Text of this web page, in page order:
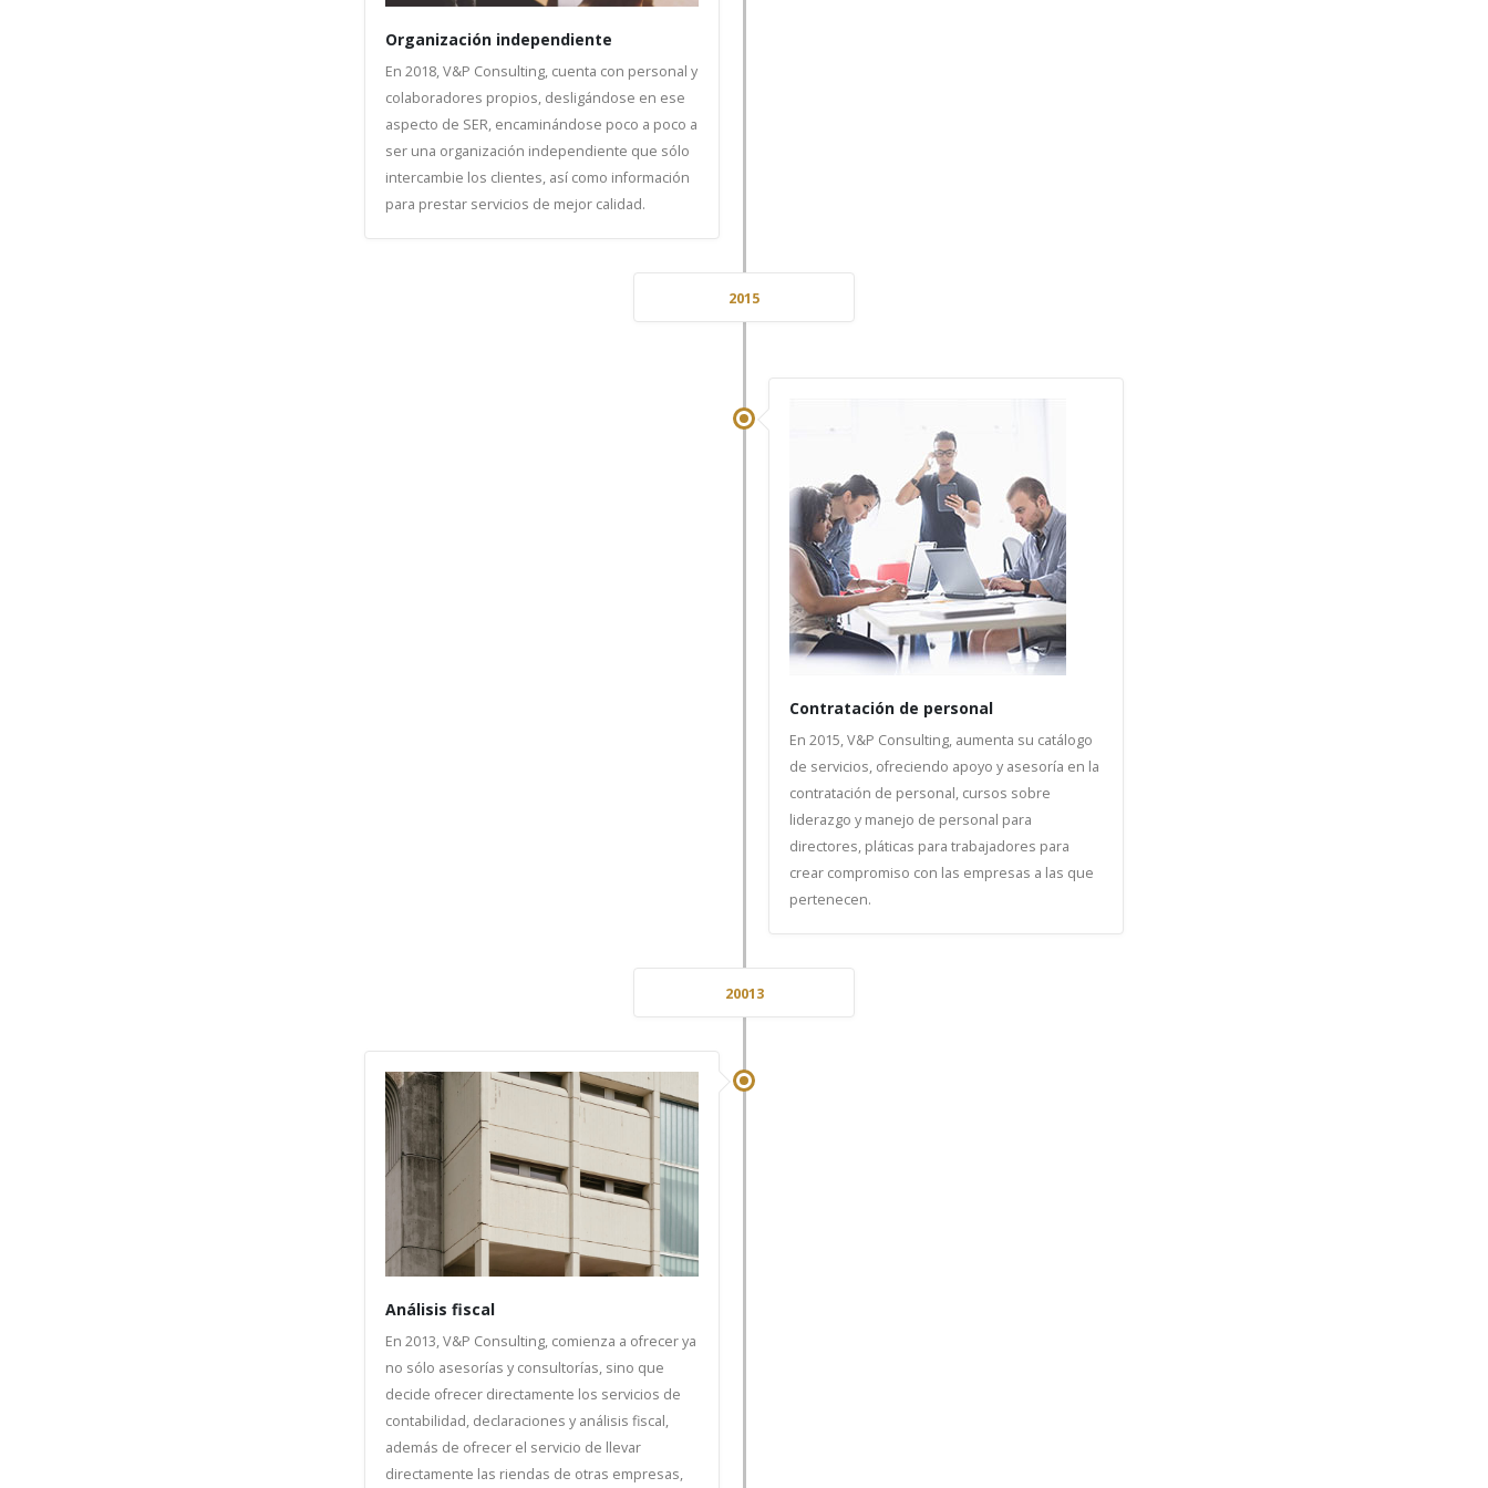
Organización independiente
En 2018, V&P Consulting, cuenta con personal y
colaboradores propios, desligándose en ese
aspecto de SER, encaminándose poco a poco a
ser una organización independiente que sólo
intercambie los clientes, así como información
para prestar servicios de mejor calidad.
2015
Contratación de personal
En 2015, V&P Consulting, aumenta su catálogo
de servicios, ofreciendo apoyo y asesoría en la
contratación de personal, cursos sobre
liderazgo y manejo de personal para
directores, pláticas para trabajadores para
crear compromiso con las empresas a las que
pertenecen.
20013
Análisis fiscal
En 2013, V&P Consulting, comienza a ofrecer ya
no sólo asesorías y consultorías, sino que
decide ofrecer directamente los servicios de
contabilidad, declaraciones y análisis fiscal,
además de ofrecer el servicio de llevar
directamente las riendas de otras empresas,